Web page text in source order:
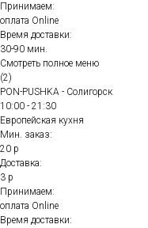
Принимаем:
оплата Online
Время доставки:
30-90 мин.
Смотреть полное меню
(2)
PON-PUSHKA - Солигорск
10:00 - 21:30
Европейская кухня
Мин. заказ:
20 р
Доставка:
3 р
Принимаем:
оплата Online
Время доставки: